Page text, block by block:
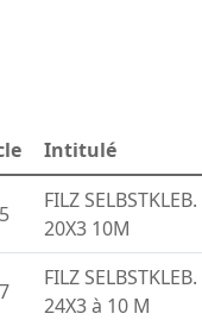
Intitulé
FILZ SELBSTKLEB.
20X3 10M
FILZ SELBSTKLEB.
24X3 à 10 M